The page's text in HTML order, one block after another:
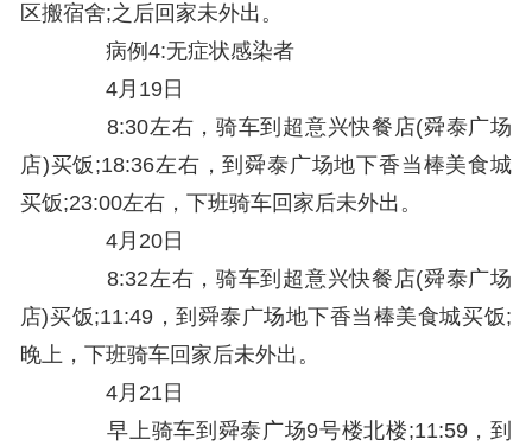
区搬宿舍;之后回家未外出。
病例4:无症状感染者
4月19日
8:30左右，骑车到超意兴快餐店(舜泰广场
店)买饭;18:36左右，到舜泰广场地下香当棒美食城
买饭;23:00左右，下班骑车回家后未外出。
4月20日
8:32左右，骑车到超意兴快餐店(舜泰广场
店)买饭;11:49，到舜泰广场地下香当棒美食城买饭;
晚上，下班骑车回家后未外出。
4月21日
早上骑车到舜泰广场9号楼北楼;11:59，到